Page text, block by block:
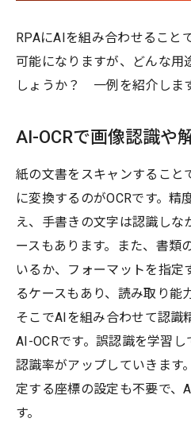
RPAにAIを組み合わせること
可能になりますが、どんな用
しょうか？ 一例を紹介します
AI-OCRで画像認識や
紙の文書をスキャンすること
に変換するのがOCRです。精
え、手書きの文字は認識しな
ースもあります。また、書類
いるか、フォーマットを指定
るケースもあり、読み取り能
そこでAIを組み合わせて認識
AI-OCRです。誤認識を学習
認識率がアップしていきます
定する座標の設定も不要で、
す。